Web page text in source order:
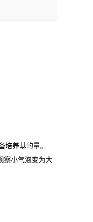
培养基的量。
察小气泡变为大